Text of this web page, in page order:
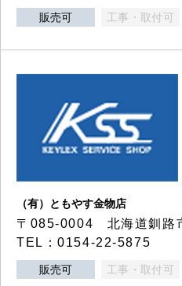
販売可 工事・取付可
（有）ともやす金物店
〒085-0004 北海道釧路
TEL：0154-22-5875
販売可 工事・取付可